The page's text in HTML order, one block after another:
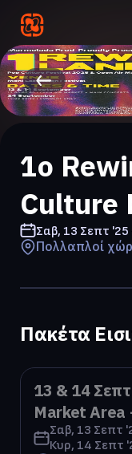
1o
Culture
Σαβ, 13 Σεπτ
Πολλαπλοί
Πακέτα
13 & 14
Market Area
Σαβ, 13 Σεπτ
Κυρ, 14 Σεπτ